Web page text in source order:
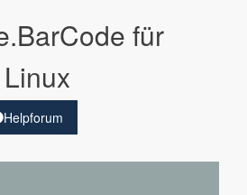
für
Helpforum